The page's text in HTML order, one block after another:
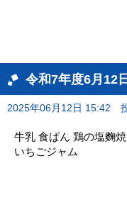
令和7年度6月12
2025年06月12日 15:42
牛乳 食ぱん 鶏の塩麴
いちごジャム